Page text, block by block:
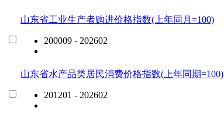
山东省工业生产者购进价格指数(上年同月=100)
200009 - 202602
山东省水产品类居民消费价格指数(上年同期=100)
201201 - 202602